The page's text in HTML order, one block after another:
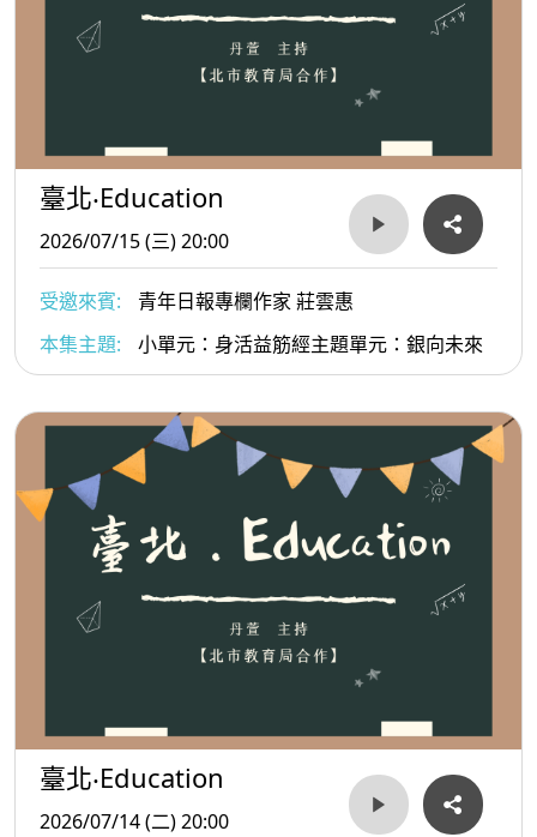
臺北‧Education
2026/07/15 (三) 20:00
受邀來賓:
青年日報專欄作家 莊雲惠
本集主題:
小單元：身活益筋經主題單元：銀向未來
臺北‧Education
2026/07/14 (二) 20:00